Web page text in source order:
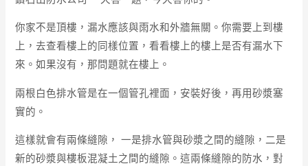
你家不是頂樓，漏水應該與雨水和外牆無關。你需要上到樓
上，去查看樓上的同樣位置，看看樓上的樓上是否有漏水下
來。如果沒有，那問題就在樓上。
兩根白色排水管是在一個管孔裡面，安裝好後，再用砂漿塞
實的。
這樣就會有兩條縫隙， 一是排水管與砂漿之間的縫隙，二是
新的砂漿與樓板混凝土之間的縫隙。這兩條縫隙的防水，對